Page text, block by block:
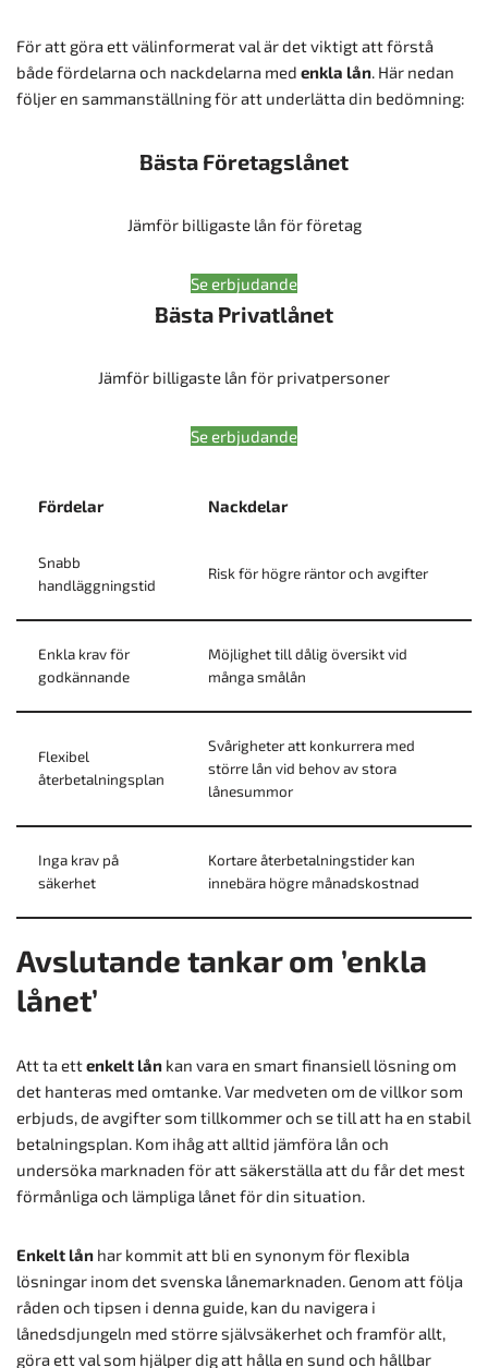
För att göra ett välinformerat val är det viktigt att förstå
både fördelarna och nackdelarna med enkla lån. Här nedan
följer en sammanställning för att underlätta din bedömning:
Bästa Företagslånet
Jämför billigaste lån för företag
Se erbjudande
Bästa Privatlånet
Jämför billigaste lån för privatpersoner
Se erbjudande
Fördelar Nackdelar
Snabb
handläggningstid
Risk för högre räntor och avgifter
Enkla krav för
godkännande
Möjlighet till dålig översikt vid
många smålån
Flexibel
återbetalningsplan
Svårigheter att konkurrera med
större lån vid behov av stora
lånesummor
Inga krav på
säkerhet
Kortare återbetalningstider kan
innebära högre månadskostnad
Avslutande tankar om ’enkla
lånet’
Att ta ettenkelt lån kan vara en smart finansiell lösning om
det hanteras med omtanke. Var medveten om de villkor som
erbjuds, de avgifter som tillkommer och se till att ha en stabil
betalningsplan. Kom ihåg att alltid jämföra lån och
undersöka marknaden för att säkerställa att du får det mest
förmånliga och lämpliga lånet för din situation.
Enkelt lån har kommit att bli en synonym för flexibla
lösningar inom det svenska lånemarknaden. Genom att följa
råden och tipsen i denna guide, kan du navigera i
lånedsdjungeln med större självsäkerhet och framför allt,
göra ett val som hjälper dig att hålla en sund och hållbar